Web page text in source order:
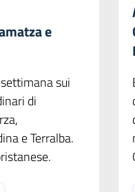
e
sui
di
e Terralba.